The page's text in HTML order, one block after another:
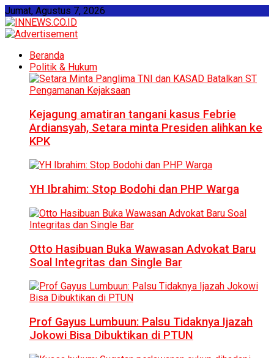
Jumat, Agustus 7, 2026
Beranda
Politik & Hukum
Kejagung amatiran tangani kasus Febrie
Ardiansyah, Setara minta Presiden alihkan ke
KPK
YH Ibrahim: Stop Bodohi dan PHP Warga
Otto Hasibuan Buka Wawasan Advokat Baru
Soal Integritas dan Single Bar
Prof Gayus Lumbuun: Palsu Tidaknya Ijazah
Jokowi Bisa Dibuktikan di PTUN